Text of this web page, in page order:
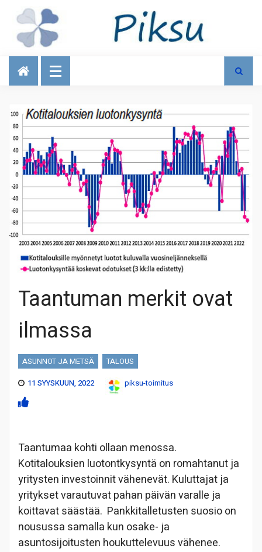
Talous
Taantuman merkit ovat
ilmassa
ASUNNOT JA METSÄ
TALOUS
11 SYYSKUUN, 2022
piksu-toimitus
Taantumaa kohti ollaan menossa.
Kotitalouksien luotontkysyntä on romahtanut ja
yritysten investoinnit vähenevät. Kuluttajat ja
yritykset varautuvat pahan päivän varalle ja
koittavat säästää. Pankkitalletusten suosio on
nousussa samalla kun osake- ja
asuntosijoitusten houkuttelevuus vähenee.